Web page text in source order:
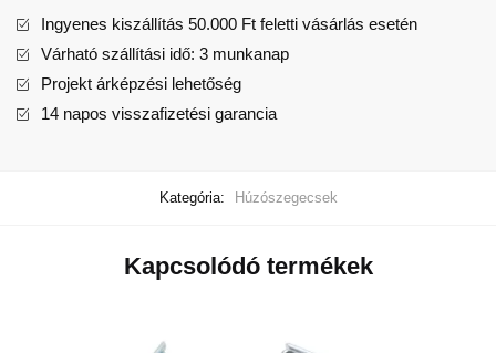
Ingyenes kiszállítás 50.000 Ft feletti vásárlás esetén
Várható szállítási idő: 3 munkanap
Projekt árképzési lehetőség
14 napos visszafizetési garancia
Kategória: Húzószegecsek
Kapcsolódó termékek